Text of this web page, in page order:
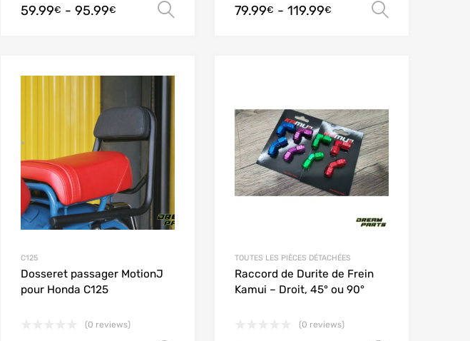
Scegli59.99€ - 95.99€ Scegli79.99€ - 119.99€
C125
Dosseret passager MotionJ
pour Honda C125
(0 reviews)
TOUTES LES PIÈCES DÉTACHÉES
Raccord de Durite de Frein
Kamui – Droit, 45° ou 90°
(0 reviews)